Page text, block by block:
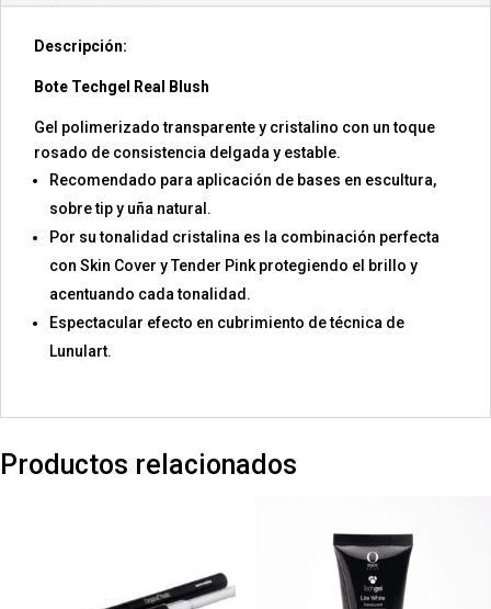
Descripción:
Bote Techgel Real Blush
Gel polimerizado transparente y cristalino con un toque
rosado de consistencia delgada y estable.
Recomendado para aplicación de bases en escultura,
sobre tip y uña natural.
Por su tonalidad cristalina es la combinación perfecta
con Skin Cover y Tender Pink protegiendo el brillo y
acentuando cada tonalidad.
Espectacular efecto en cubrimiento de técnica de
Lunulart.
Productos relacionados